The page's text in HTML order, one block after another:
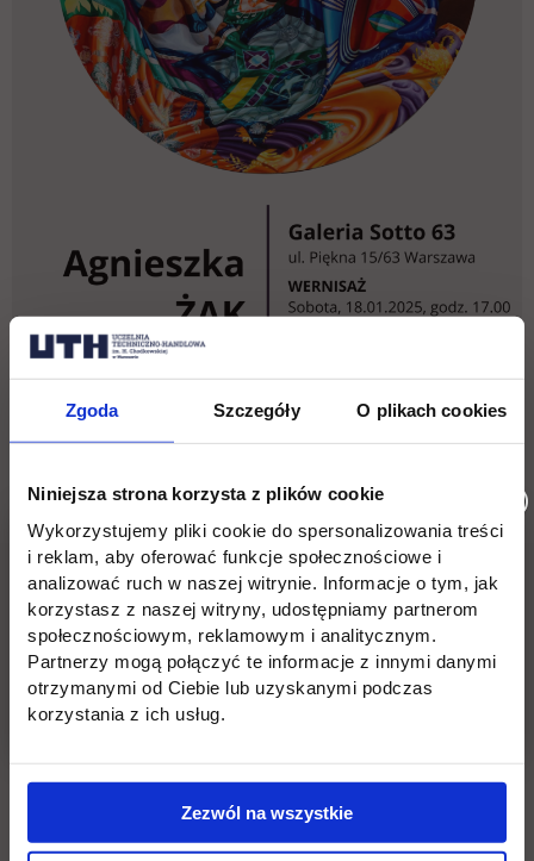
Zgoda Szczegóły O plikach cookies
Niniejsza strona korzysta z plików cookie
Wykorzystujemy pliki cookie do spersonalizowania treści
i reklam, aby oferować funkcje społecznościowe i
analizować ruch w naszej witrynie. Informacje o tym, jak
korzystasz z naszej witryny, udostępniamy partnerom
społecznościowym, reklamowym i analitycznym.
Partnerzy mogą połączyć te informacje z innymi danymi
otrzymanymi od Ciebie lub uzyskanymi podczas
korzystania z ich usług.
Zezwól na wszystkie
Pomiń
stopkę
Informacje w stopce
Edukacja
Licencjackie
Inżynierskie
Magisterskie
Podyplomowe
Płońsk
Student
Wirtualna uczelnia
Dziekanat
Stypendia
Opłaty